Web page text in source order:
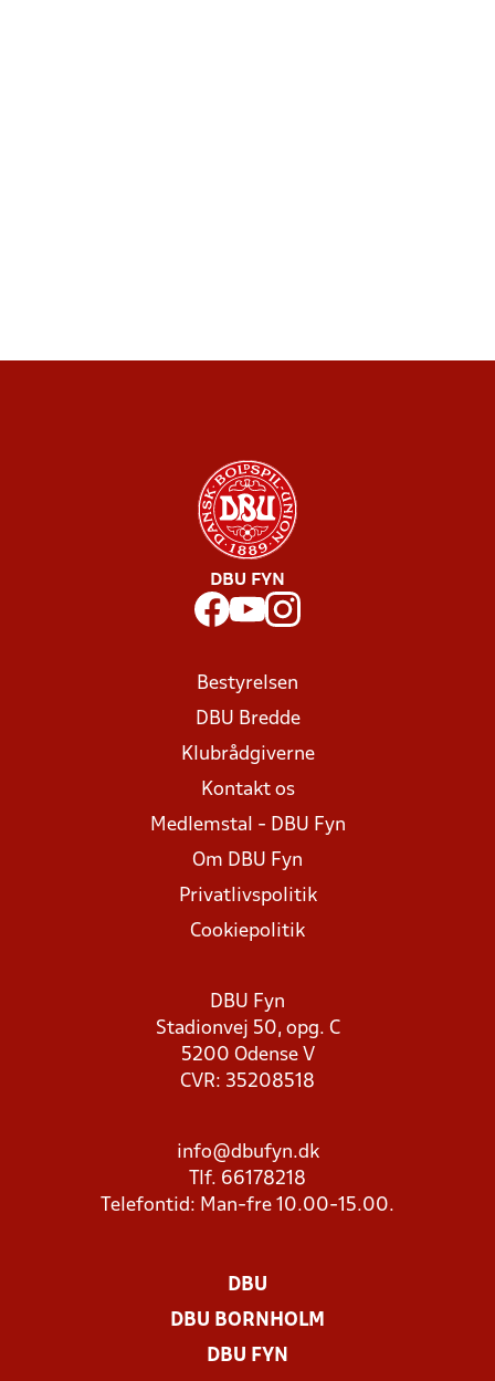
DBU FYN
Bestyrelsen
DBU Bredde
Klubrådgiverne
Kontakt os
Medlemstal - DBU Fyn
Om DBU Fyn
Privatlivspolitik
Cookiepolitik
DBU Fyn
Stadionvej 50, opg. C
5200 Odense V
CVR: 35208518
info@dbufyn.dk
Tlf. 66178218
Telefontid: Man-fre 10.00-15.00.
DBU
DBU BORNHOLM
DBU FYN